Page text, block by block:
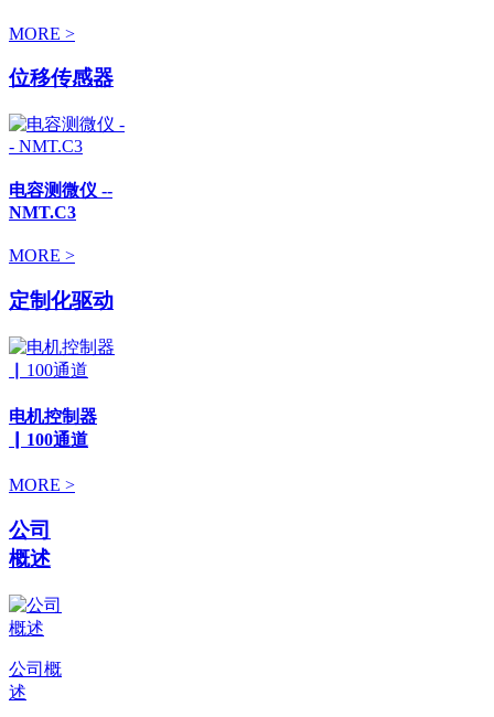
MORE >
位移传感器
电容测微仪 --
NMT.C3
MORE >
定制化驱动
电机控制器
▏100通道
MORE >
公司
概述
公司概
述